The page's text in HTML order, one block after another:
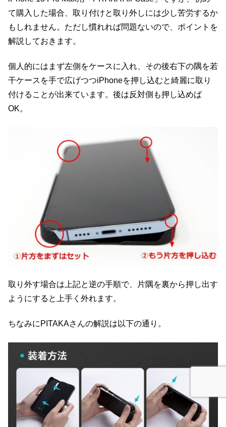
て購入した場合、取り付けと取り外しには少し苦労するか
もしれません。ただし慣れれば問題ないので、ポイントを
解説しておきます。
個人的にはまず左側をケースに入れ、その後右下の隅を若
干ケースを手で広げつつiPhoneを押し込むと綺麗に取り
付けることが出来ています。後は反対側も押し込めば
OK。
取り外す場合は上記と逆の手順で、片隅を裏から押し出す
ようにすると上手く外れます。
ちなみにPITAKAさんの解説は以下の通り。